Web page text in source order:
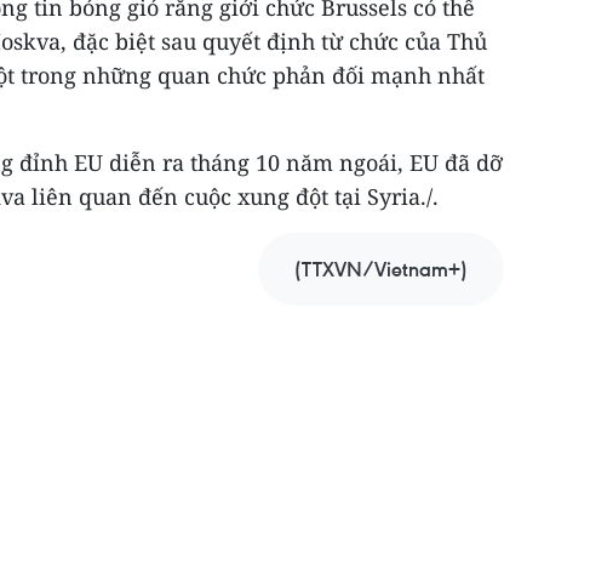
tin bóng gió rằng giới chức Brussels có thể
đặc biệt sau quyết định từ chức của Thủ
trong những quan chức phản đối mạnh nhất
đỉnh EU diễn ra tháng 10 năm ngoái, EU đã dỡ
liên quan đến cuộc xung đột tại Syria./.
(TTXVN/Vietnam+)